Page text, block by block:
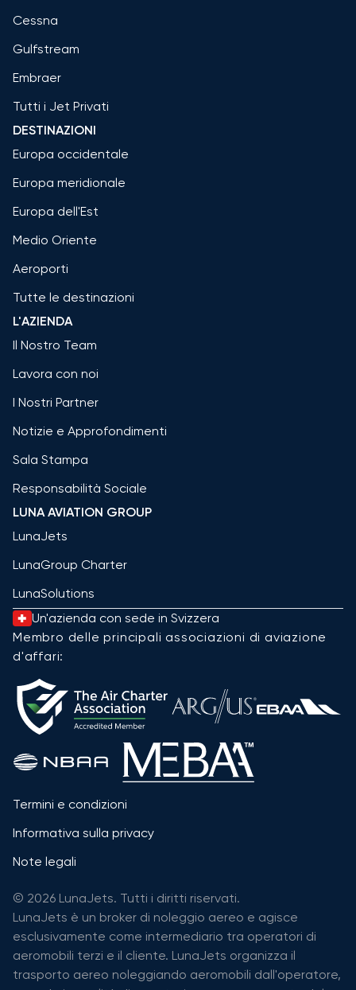
Cessna
Gulfstream
Embraer
Tutti i Jet Privati
DESTINAZIONI
Europa occidentale
Europa meridionale
Europa dell'Est
Medio Oriente
Aeroporti
Tutte le destinazioni
L'AZIENDA
Il Nostro Team
Lavora con noi
I Nostri Partner
Notizie e Approfondimenti
Sala Stampa
Responsabilità Sociale
LUNA AVIATION GROUP
LunaJets
LunaGroup Charter
LunaSolutions
Un'azienda con sede in Svizzera
Membro delle principali associazioni di aviazione
d'affari:
Termini e condizioni
Informativa sulla privacy
Note legali
© 2026 LunaJets. Tutti i diritti riservati.
LunaJets è un broker di noleggio aereo e agisce
esclusivamente come intermediario tra operatori di
aeromobili terzi e il cliente. LunaJets organizza il
trasporto aereo noleggiando aeromobili dall'operatore,